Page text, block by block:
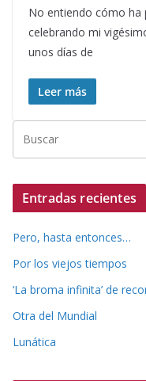
No entiendo cómo ha
celebrando mi
unos días de
Leer más
Entradas recientes
Pero, hasta entonces…
Por los viejos tiempos
‘La broma infinita’ de
Otra del Mundial
Lunática